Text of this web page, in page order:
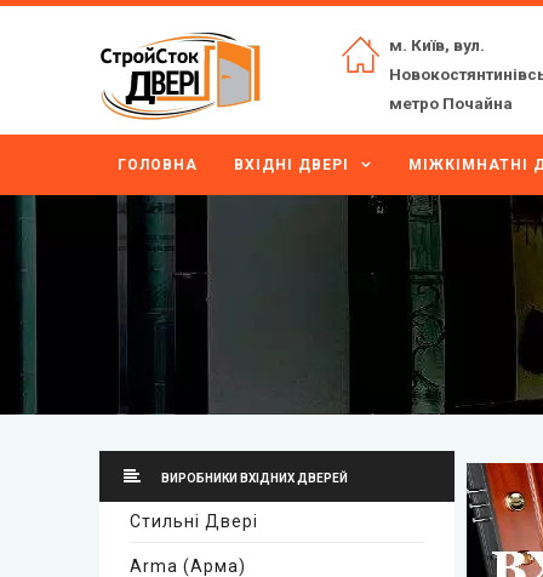
м. Київ, вул.
метро Почайна
ГОЛОВНА ВХІДНІ ДВЕРІ МІЖКІМНАТНІ
ВИРОБНИКИ ВХІДНИХ ДВЕРЕЙ
Стильні Двері
Arma (Арма)